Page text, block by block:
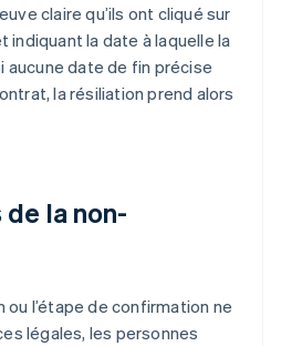
claire qu’ils ont cliqué sur
indiquant la date à laquelle la
aucune date de fin précise
la résiliation prend alors
la non-
ou l’étape de confirmation ne
légales, les personnes